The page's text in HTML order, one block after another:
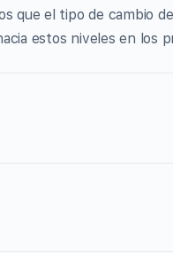
que el tipo de cambio
estos niveles en los